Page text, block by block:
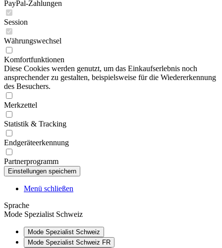
PayPal-Zahlungen
Session
Währungswechsel
Komfortfunktionen
Diese Cookies werden genutzt, um das Einkaufserlebnis noch
ansprechender zu gestalten, beispielsweise für die Wiedererkennung
des Besuchers.
Merkzettel
Statistik & Tracking
Endgeräteerkennung
Partnerprogramm
Menü schließen
Sprache
Mode Spezialist Schweiz
Mode Spezialist Schweiz
Mode Spezialist Schweiz FR